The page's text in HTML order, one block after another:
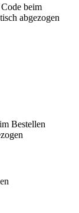
beim
abgezogen
Bestellen